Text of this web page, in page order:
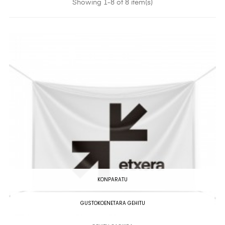
Showing 1-8 of 8 item(s)
KONPARATU
GUSTOKOENETARA GEHITU